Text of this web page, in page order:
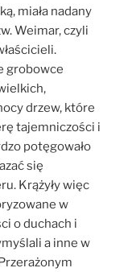
miała nadany
Weimar, czyli
grobowce
drzew, które
tajemniczości i
potęgowało
się
Krążyły więc
w
o duchach i
a inne w